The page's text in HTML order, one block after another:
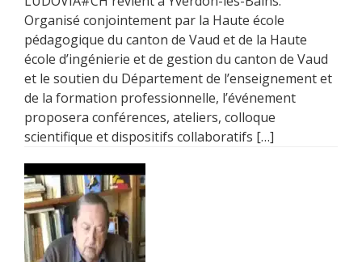
Organisé conjointement par la Haute école
pédagogique du canton de Vaud et de la Haute
école d’ingénierie et de gestion du canton de Vaud
et le soutien du Département de l’enseignement et
de la formation professionnelle, l’événement
proposera conférences, ateliers, colloque
scientifique et dispositifs collaboratifs […]